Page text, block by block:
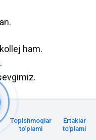
ham.
Topishmoqlar
to‘plami
Ertaklar
to‘plami